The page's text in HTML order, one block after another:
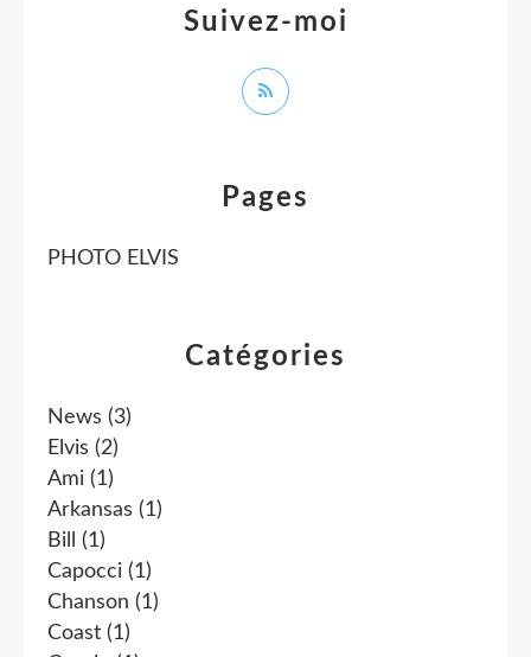
Catégories
News (3)
Elvis (2)
Ami (1)
Arkansas (1)
Bill
(1)
Capocci (1)
Chanson (1)
Coast (1)
Pages
PHOTO ELVIS
Suivez-moi